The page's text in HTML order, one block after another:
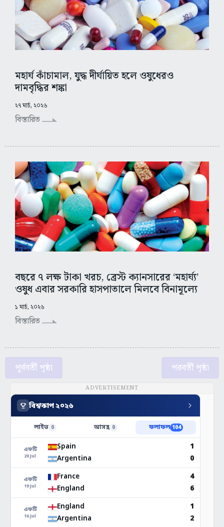
মহার্ঘ কাঁচামাল, যুদ্ধ দীর্ঘায়িত হলে ওষুধেরও
দামবৃদ্ধির শঙ্কা
২৭ মার্চ, ২০২৬
বিস্তারিত
বছরে ৭ লক্ষ টাকা খরচ, ব্রেস্ট ক্যানসারের ‘মহার্ঘ্য’
ওষুধ এবার সরকারি হাসপাতালে মিলবে বিনামূল্যে
১ মার্চ, ২০২৬
বিস্তারিত
পূর্ববর্তী পৃষ্ঠা পরবর্তী পৃষ্ঠা
ADVERTISEMENT